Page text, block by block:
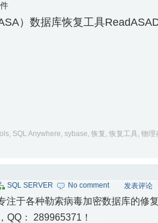
）数据库恢复工具
, SQL Anywhere, sybase, 恢复 , 恢复工具, 物理
SQL SERVER No comment 发表评论
于各种勒索病毒加密数据库的修复
QQ： 289965371！